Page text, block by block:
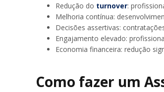
Redução do turnover: p
Melhoria contínua:
Decisões assertivas:
Engajamento elevado:
Economia financeira: redução
Como fazer um